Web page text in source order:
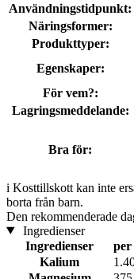
Användningstidpunkt:
Näringsformer:
Produkttyper:
Egenskaper:
För vem?:
Lagringsmeddelande:
Bra för:
i Kosttillskott kan inte
borta från barn.
Den rekommenderade
Ingredienser
Ingredienser
per
Kalium